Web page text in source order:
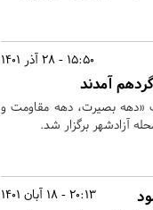
15:50 - 28 آذر 1401
آمدند
«دهه بصیرت، دهه مقاومت و
20:13 - 18 آبان 1401